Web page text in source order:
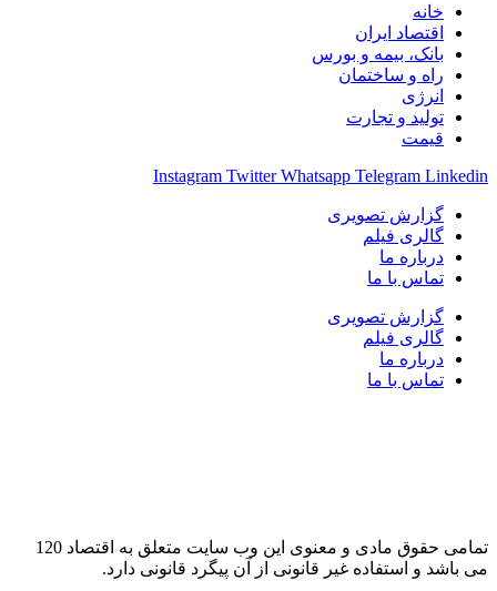
خانه
اقتصاد ایران
بانک، بیمه و بورس
راه و ساختمان
انرژی
تولید و تجارت
قیمت
Instagram Twitter Whatsapp Telegram
گزارش تصویری
گالری فیلم
درباره ما
تماس با ما
گزارش تصویری
گالری فیلم
درباره ما
تماس با ما
تمامی حقوق مادی و معنوی این وب سایت متعلق به اقتصاد 120
و استفاده غیر قانونی از آن پیگرد قانونی دارد.